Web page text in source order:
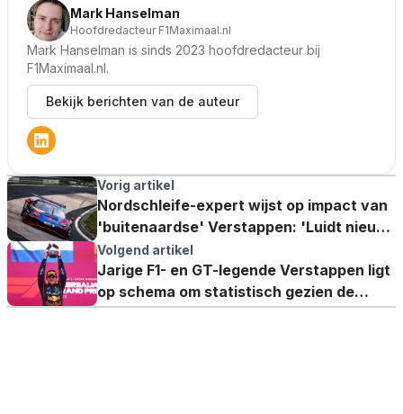
Mark Hanselman
Hoofdredacteur F1Maximaal.nl
Mark Hanselman is sinds 2023 hoofdredacteur bij
F1Maximaal.nl.
Bekijk berichten van de auteur
Vorig artikel
Nordschleife-expert wijst op impact van
'buitenaardse' Verstappen: 'Luidt nieuw
tijdperk in'
Volgend artikel
Jarige F1- en GT-legende Verstappen ligt
op schema om statistisch gezien de
beste coureur ooit te worden